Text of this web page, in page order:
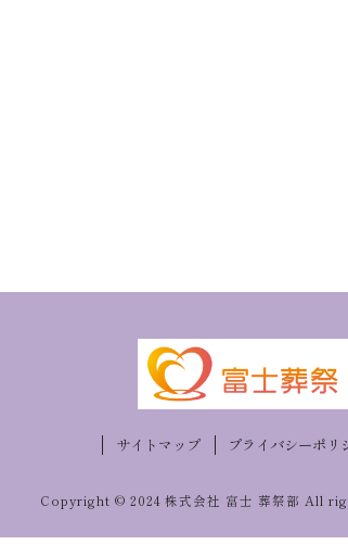
サイトマップ プライバシーポリ
Copyright © 2024 株式会社 富士 葬祭部 All